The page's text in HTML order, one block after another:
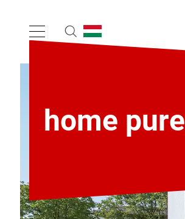
home pure